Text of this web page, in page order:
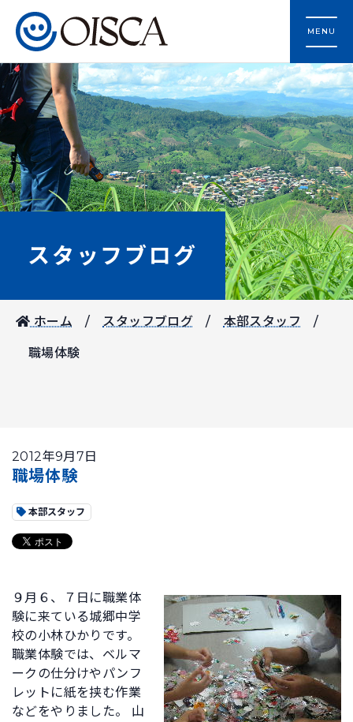
MENU
スタッフブログ
ホーム スタッフブログ 本部スタッフ
職場体験
2012年9月7日
職場体験
本部スタッフ
９月６、７日に職業体
験に来ている城郷中学
校の小林ひかりです。
職業体験では、ベルマ
ークの仕分けやパンフ
レットに紙を挟む作業
などをやりました。 山